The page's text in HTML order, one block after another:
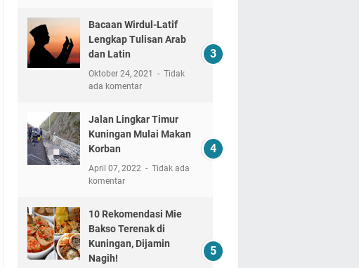
Bacaan Wirdul-Latif
Lengkap Tulisan Arab
dan Latin
Oktober 24, 2021
Tidak
ada komentar
Jalan Lingkar Timur
Kuningan Mulai Makan
Korban
April 07, 2022
Tidak ada
komentar
10 Rekomendasi Mie
Bakso Terenak di
Kuningan, Dijamin
Nagih!